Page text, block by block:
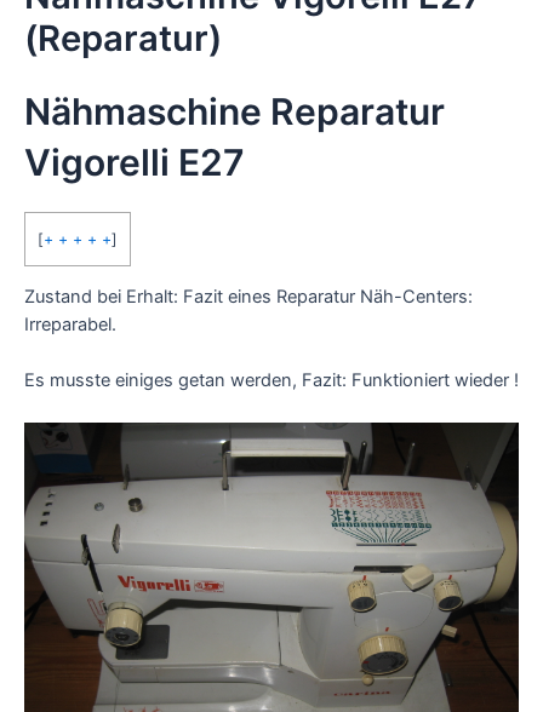
(Reparatur)
Nähmaschine Reparatur
Vigorelli E27
[+ + + + +]
Zustand bei Erhalt: Fazit eines Reparatur Näh-Centers:
Irreparabel.
Es musste einiges getan werden, Fazit: Funktioniert wieder !